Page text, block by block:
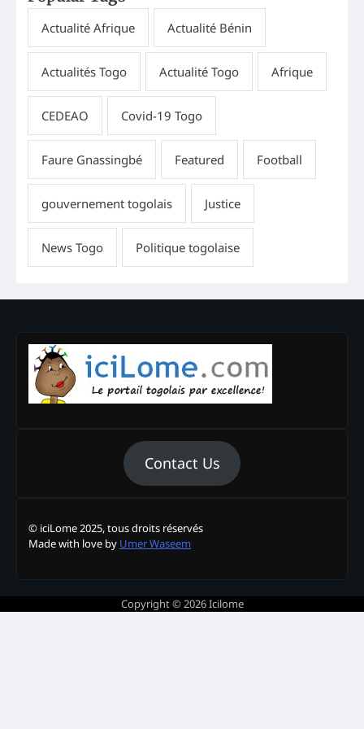
Contact Us
© iciLome 2025, tous droits réservés
Made with love by Umer Waseem
Copyright © 2026Icilome